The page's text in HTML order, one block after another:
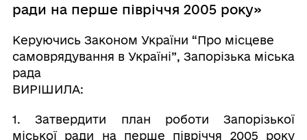
ради на перше півріччя 2005 року»
Керуючись Законом України “Про місцеве
самоврядування в Україні”, Запорізька міська
рада
ВИРІШИЛА:
1. Затвердити план роботи Запорізької
міської ради на перше півріччя 2005 року